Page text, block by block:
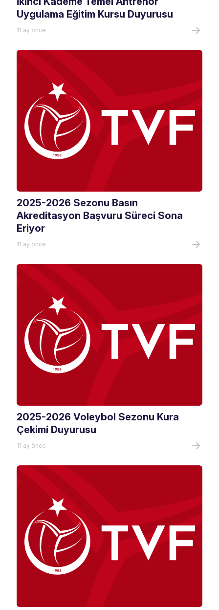
Uygulama Eğitim Kursu Duyurusu
11 ay önce
2025-2026 Sezonu Basın
Akreditasyon Başvuru Süreci Sona
Eriyor
11 ay önce
2025-2026 Voleybol Sezonu Kura
Çekimi Duyurusu
11 ay önce